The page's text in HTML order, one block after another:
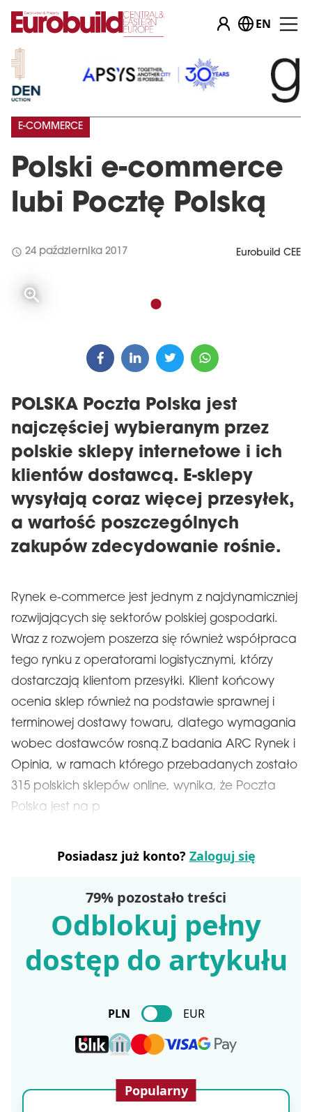
EN
Polski e-commerce
lubi Pocztę Polską
E-COMMERCE
schedule 24 października 2017 Eurobuild CEE
POLSKA Poczta Polska jest
najczęściej wybieranym przez
polskie sklepy internetowe i ich
klientów dostawcą. E-sklepy
wysyłają coraz więcej przesyłek,
a wartość poszczególnych
zakupów zdecydowanie rośnie.
Rynek e-commerce jest jednym z najdynamiczniej
rozwijających się sektorów polskiej gospodarki.
Wraz z rozwojem poszerza się również współpraca
tego rynku z operatorami logistycznymi, którzy
dostarczają klientom przesyłki. Klient końcowy
ocenia sklep również na podstawie sprawnej i
terminowej dostawy towaru, dlatego wymagania
wobec dostawców rosną.Z badania ARC Rynek i
Opinia, w ramach którego przebadanych zostało
315 polskich sklepów online, wynika, że Poczta
Polska jest na p
Posiadasz już konto? Zaloguj się
79% pozostało treści
Odblokuj pełny
dostęp do artykułu
PLN EUR
Popularny